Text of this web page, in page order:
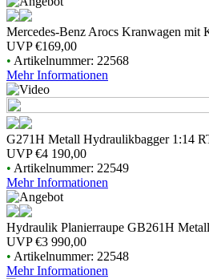
Mercedes-Benz Arocs Kranwagen mit
UVP€169,00
• Artikelnummer: 22568
Mehr Informationen
G271H Metall Hydraulikbagger 1:14
UVP€4 190,00
• Artikelnummer: 22549
Mehr Informationen
Hydraulik Planierraupe GB261H
UVP€3 990,00
• Artikelnummer: 22548
Mehr Informationen